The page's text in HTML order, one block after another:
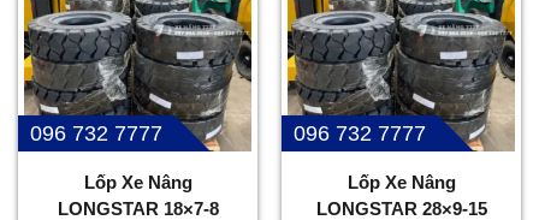
096 732 7777
Lốp Xe Nâng
LONGSTAR 18×7-8
096 732 7777
Lốp Xe Nâng
LONGSTAR 28×9-15